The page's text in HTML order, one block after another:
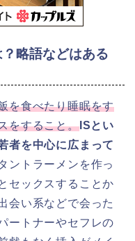
略語などはある
を食べたり睡眠をす
をすること。ISとい
者を中心に広まって
ントラーメンを作っ
セックスすることか
会い系などで会った
ートナーやセフレの